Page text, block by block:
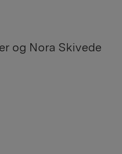
og Nora Skivede